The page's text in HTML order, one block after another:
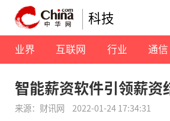
科技
业界 互联网 行业 通信
智能薪资软件引领薪资
来源：财讯网 2022-01-24 17:34:31